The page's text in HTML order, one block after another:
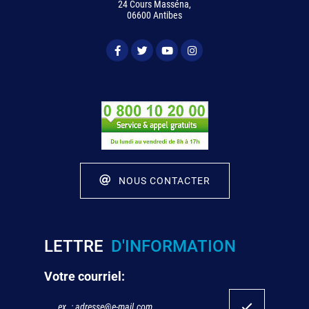
24 Cours Masséna,
06600 Antibes
NOUS CONTACTER
LETTRE D'INFORMATION
Votre courriel: